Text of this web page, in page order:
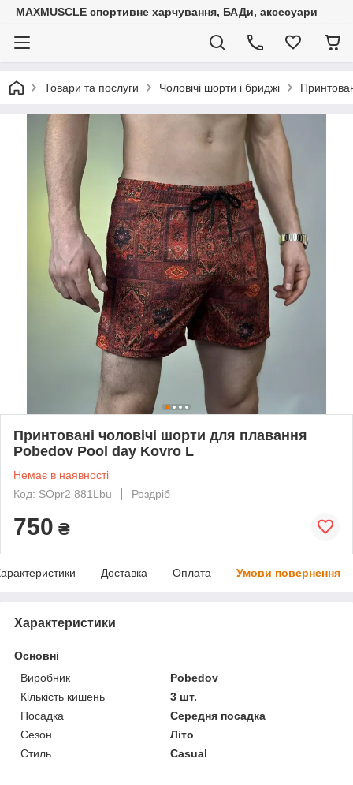
MAXMUSCLE спортивне харчування, БАДи, аксесуари
Товари та послуги Чоловічі шорти і бриджі
Принтовані чоловічі шорти для плавання
Pobedov Pool day Kovro L
Немає в наявності
Код: SOpr2 881Lbu
Роздріб
750 ₴
Доставка Оплата Умови повернення
Характеристики
Основні
Виробник
Pobedov
Кількість кишень
3 шт.
Посадка
Середня посадка
Сезон
Літо
Стиль
Casual